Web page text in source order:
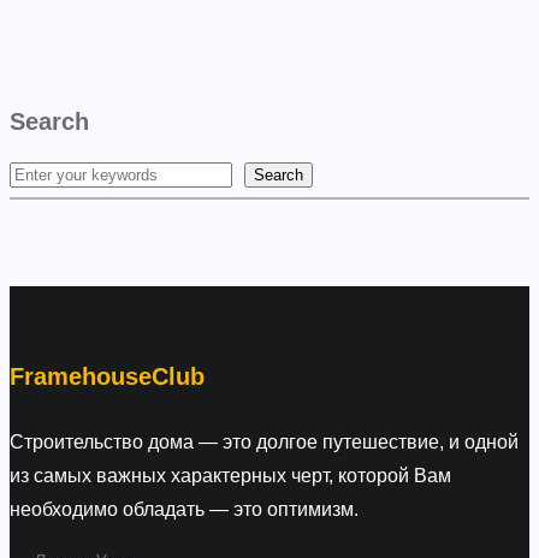
Search
S
Search
FramehouseClub
Строительство дома — это долгое путешествие, и одной
из самых важных характерных черт, которой Вам
необходимо обладать — это оптимизм.